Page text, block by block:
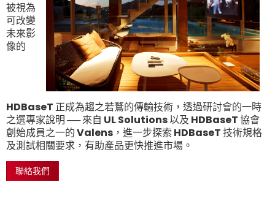
被視為
可改變
未來影
像的
HDBaseT 正成為趨之若鶩的傳輸技術，透過研討會的一時
之選專家說明 ── 來自 UL Solutions 以及 HDBaseT 協會
創始成員之一的 Valens，進一步探索 HDBaseT 技術規格
及測試相關要求，有助產品更快推進市場。
聯絡我們